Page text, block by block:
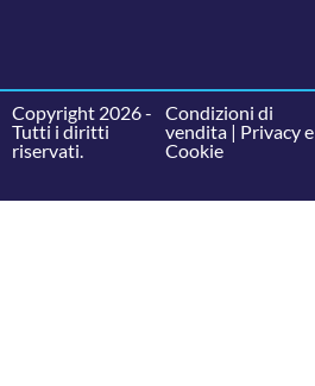
Copyright 2026 -
Tutti i diritti
riservati.
Condizioni di
vendita| Privacy e
Cookie